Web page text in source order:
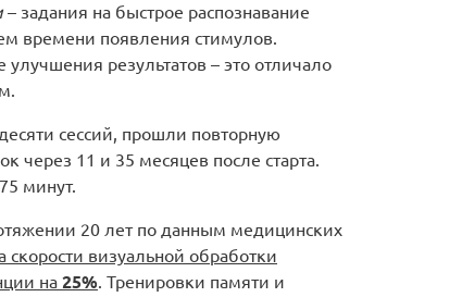
– задания на быстрое распознавание
времени появления стимулов.
результатов – это отличало
сессий, прошли повторную
через 11 и 35 месяцев после старта.
минут.
20 лет по данным медицинских
скорости визуальной обработки
на 25%. Тренировки памяти и